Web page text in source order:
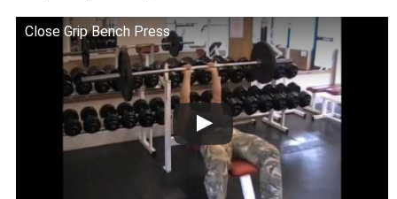
Close Grip Bench Press